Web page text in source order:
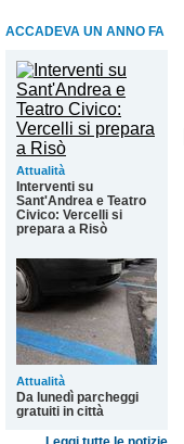
ACCADEVA UN ANNO FA
Attualità
Interventi su
Sant'Andrea e Teatro
Civico: Vercelli si
prepara a Risò
Attualità
Da lunedì parcheggi
gratuiti in città